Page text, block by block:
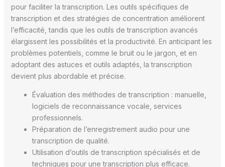
pour faciliter la transcription. Les outils spécifiques de
transcription et des stratégies de concentration améliorent
l’efficacité, tandis que les outils de transcription avancés
élargissent les possibilités et la productivité. En anticipant les
problèmes potentiels, comme le bruit ou le jargon, et en
adoptant des astuces et outils adaptés, la transcription
devient plus abordable et précise.
Évaluation des méthodes de transcription : manuelle,
logiciels de reconnaissance vocale, services
professionnels.
Préparation de l’enregistrement audio pour une
transcription de qualité.
Utilisation d’outils de transcription spécialisés et de
techniques pour une transcription plus efficace.